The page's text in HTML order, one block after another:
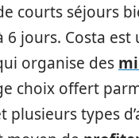
courts séjours
6 jours. Costa est
organise des
choix offert
types